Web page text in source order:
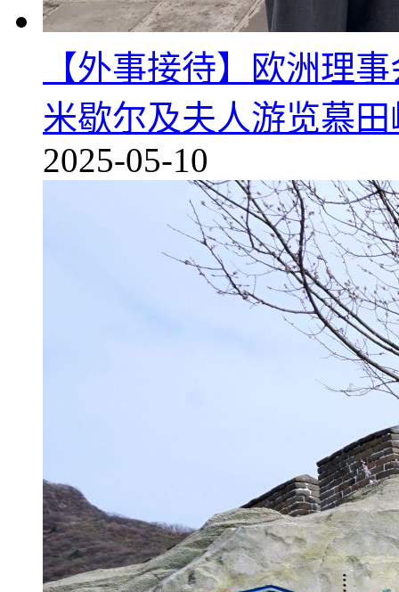
【外事接待】欧洲理
米歇尔及夫人游览慕
2025-05-10